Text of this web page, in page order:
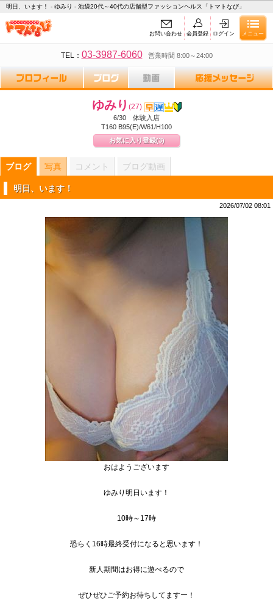
明日、います！ - ゆみり - 池袋20代～40代の店舗型ファッションヘルス「トマトなび」
お問い合わせ 会員登録 ログイン メニュー
TEL： 03-3987-6060 営業時間 8:00～24:00
ゆみり (27)
6/30 体験入店
T160 B95(E)/W61/H100
お気に入り登録(3)
ブログ 写真 コメント ブログ動画
明日、います！
2026/07/02 08:01
おはようございます
ゆみり明日います！
10時～17時
恐らく16時最終受付になると思います！
新人期間はお得に遊べるので
ぜひぜひご予約お待ちしてますー！